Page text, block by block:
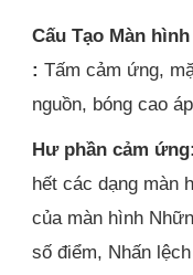
Cấu Tạo Màn
: Tấm cảm ứng,
nguồn, bóng cao
Hư phần cảm ứng:
hết các dạng màn
của màn hình
số điểm, Nhấn